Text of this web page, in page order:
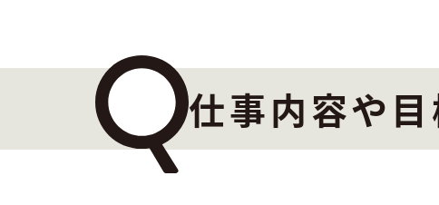
仕事内容や